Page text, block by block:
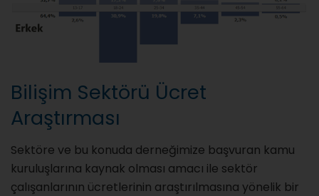
Bilişim Sektörü Ücret
Araştırması
Sektöre ve bu konuda derneğimize başvuran kamu
kuruluşlarına kaynak olması amacı ile sektör
çalışanlarının ücretlerinin araştırılmasına yönelik bir